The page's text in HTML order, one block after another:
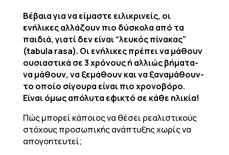
Βέβαια για να είμαστε ειλικρινείς, οι
ενήλικες αλλάζουν πιο δύσκολα από τα
παιδιά, γιατί δεν είναι “λευκός πίνακας”
(tabula rasa). Οι ενήλικες πρέπει να μάθουν
ουσιαστικά σε 3 χρόνους ή αλλιώς βήματα-
να μάθουν, να ξεμάθουν και να ξαναμάθουν-
το οποίο σίγουρα είναι πιο χρονοβόρο.
Είναι όμως απόλυτα εφικτό σε κάθε ηλικία!
Πώς μπορεί κάποιος να θέσει ρεαλιστικούς
στόχους προσωπικής ανάπτυξης χωρίς να
απογοητευτεί;